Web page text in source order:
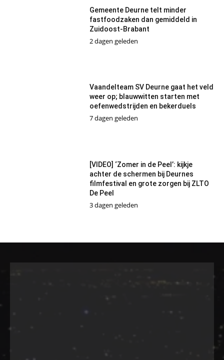
Gemeente Deurne telt minder
fastfoodzaken dan gemiddeld in
Zuidoost-Brabant
2 dagen geleden
Vaandelteam SV Deurne gaat het veld
weer op; blauwwitten starten met
oefenwedstrijden en bekerduels
7 dagen geleden
[VIDEO] ‘Zomer in de Peel’: kijkje
achter de schermen bij Deurnes
filmfestival en grote zorgen bij ZLTO
De Peel
3 dagen geleden